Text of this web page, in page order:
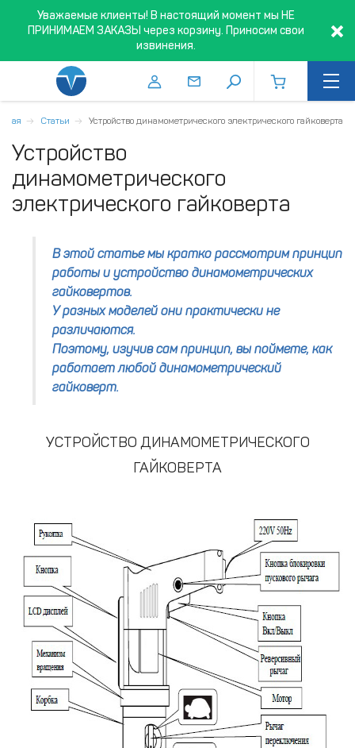
Уважаемые клиенты! В настоящий момент мы НЕ
ПРИНИМАЕМ ЗАКАЗЫ через корзину. Приносим свои
извинения.
Статьи Устройство динамометрического электрического гайковерта
Устройство
динамометрического
электрического гайковерта
В этой статье мы кратко рассмотрим принцип
работы и устройство динамометрических
гайковертов.
У разных моделей они практически не
различаются.
Поэтому, изучив сам принцип, вы поймете, как
работает любой динамометрический
гайковерт.
УСТРОЙСТВО ДИНАМОМЕТРИЧЕСКОГО
ГАЙКОВЕРТА